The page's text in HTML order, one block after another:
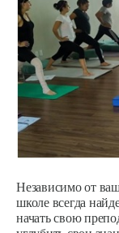
Независимо от
школе всегда
начать свою